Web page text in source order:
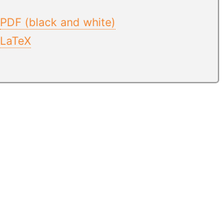
PDF (black and white)
LaTeX